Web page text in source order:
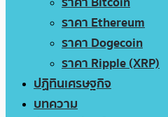
ราคา Ethereum
ราคา Dogecoin
ราคา Ripple (XRP)
ปฏิทินเศรษฐกิจ
บทความ